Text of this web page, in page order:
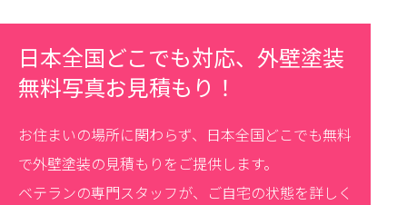
日本全国どこでも対応、外壁塗装
無料写真お見積もり！
お住まいの場所に関わらず、日本全国どこでも無料
で外壁塗装の見積もりをご提供します。
ベテランの専門スタッフが、ご自宅の状態を詳しく